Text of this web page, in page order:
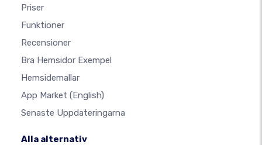
Priser
Funktioner
Recensioner
Bra Hemsidor Exempel
Hemsidemallar
App Market (English)
Senaste Uppdateringarna
Alla alternativ